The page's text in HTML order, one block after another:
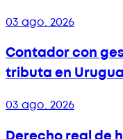
03 ago. 2026
Contador con
tributa en
03 ago. 2026